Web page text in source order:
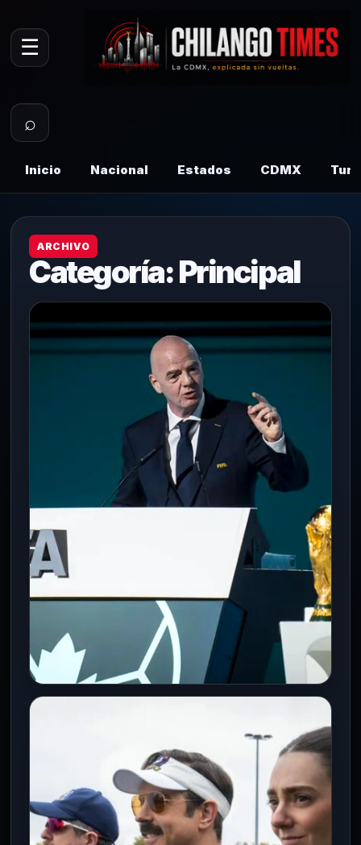
☰
⌕
Inicio Nacional Estados CDMX
ARCHIVO
Categoría:Principal
Infantino y el Mundial 2030: ¿una
jugada para seguir en FIFA?
The Times reportó que Infantino habría
ofrecido la final a Marruecos; FIFA negó
cualquier promesa sobre su sede.